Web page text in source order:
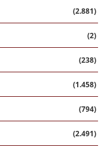
(2.881)
(2)
(238)
(1.458)
(794)
(2.491)